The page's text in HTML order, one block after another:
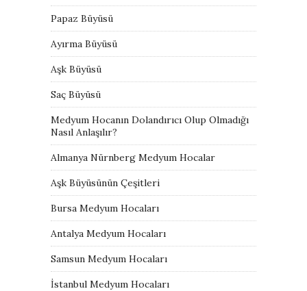
Papaz Büyüsü
Ayırma Büyüsü
Aşk Büyüsü
Saç Büyüsü
Medyum Hocanın Dolandırıcı Olup Olmadığı
Nasıl Anlaşılır?
Almanya Nürnberg Medyum Hocalar
Aşk Büyüsünün Çeşitleri
Bursa Medyum Hocaları
Antalya Medyum Hocaları
Samsun Medyum Hocaları
İstanbul Medyum Hocaları